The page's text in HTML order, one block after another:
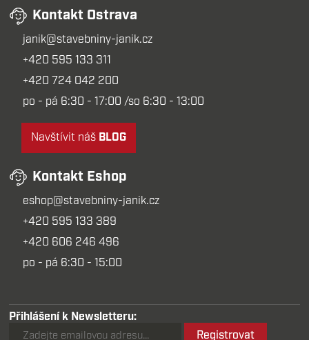
Kontakt Ostrava
janik@stavebniny-janik.cz
+420 595 133 311
+420 724 042 200
po - pá 6:30 - 17:00 /so 6:30 - 13:00
Navštívit náš BLOG
Kontakt Eshop
eshop@stavebniny-janik.cz
+420 595 133 389
+420 606 246 496
po - pá 6:30 - 15:00
Přihlášení k Newsletteru:
Registrovat